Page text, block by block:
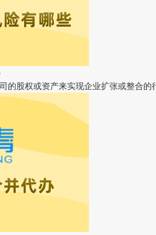
的股权或资产来实现企业扩张或整合